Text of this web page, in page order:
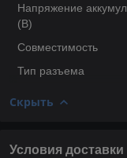
Напряжение
(В)
Совместимость
Тип разъема
Скрыть
Условия доставки